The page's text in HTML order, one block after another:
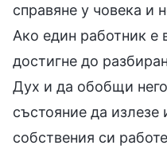
справяне у човека и
Ако един работник е
достигне до
Дух и да обобщи
състояние да излезе
собствения си